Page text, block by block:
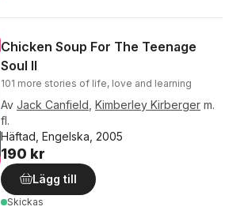
Chicken Soup For The Teenage
Soul II
101 more stories of life, love and learning
Av Jack Canfield Kimberley Kirberger m.
fl.
Häftad, Engelska, 2005
190 kr
Lägg till
Skickas